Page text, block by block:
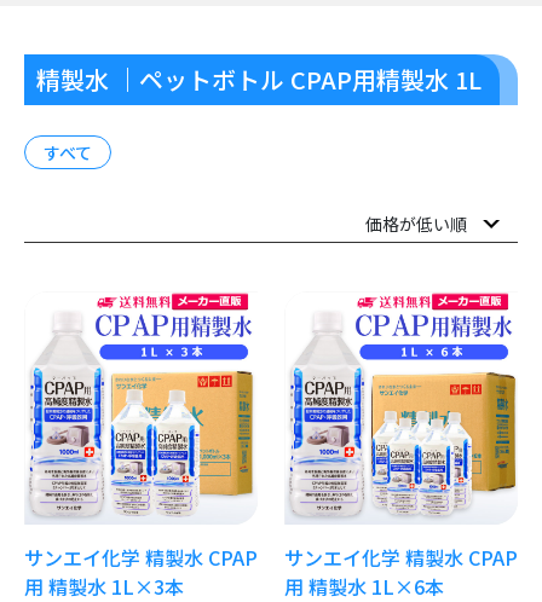
精製水 ｜ペットボトル CPAP用精製水 1L
すべて
サンエイ化学 精製水 CPAP
用 精製水 1L×3本
サンエイ化学 精製水 CPAP
用 精製水 1L×6本